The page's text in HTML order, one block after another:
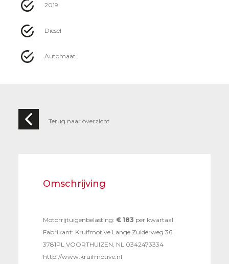
2019
Diesel
Automaat
Terug naar overzicht
Omschrijving
Motorrijtuigenbelasting: € 183 per kwartaal
Fabrikant: Kruifmotive Lange Zuiderweg 36
3781PL VOORTHUIZEN, NL 0342473334
http://www.kruifmotive.nl